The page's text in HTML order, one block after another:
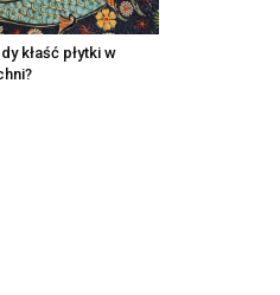
kłaść płytki w